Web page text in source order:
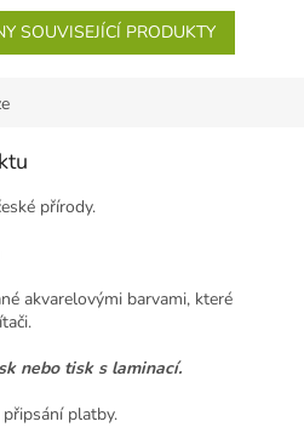
SOUVISEJÍCÍ PRODUKTY
přírody.
akvarelovými barvami, které
nebo tisk s laminací.
připsání platby.